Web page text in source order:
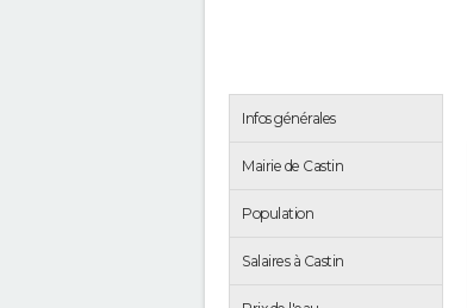
Infos générales
Mairie de Castin
Population
Salaires à Castin